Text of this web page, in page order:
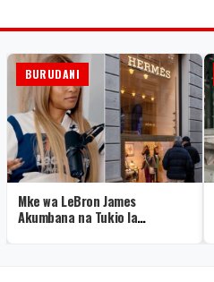
BURUDANI
Mke wa LeBron James
Akumbana na Tukio la